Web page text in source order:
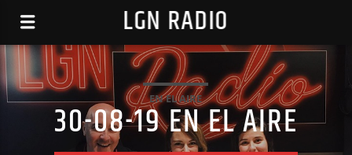
LGN RADIO
EN EL AIRE
30-08-19 EN EL AIRE